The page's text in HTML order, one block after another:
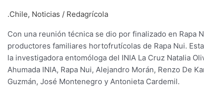
.Chile, Noticias / Redagrícola
Con una reunión técnica se dio por finalizado en Rapa
productores familiares hortofrutícolas de Rapa Nui.
la investigadora entomóloga del INIA La Cruz Natalia
Ahumada INIA, Rapa Nui, Alejandro Morán, Renzo De
Guzmán, José Montenegro y Antonieta Cardemil.